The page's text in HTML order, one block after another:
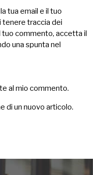
tua email e il tuo
traccia dei
tuo commento, accetta il
una spunta nel
al mio commento.
di un nuovo articolo.